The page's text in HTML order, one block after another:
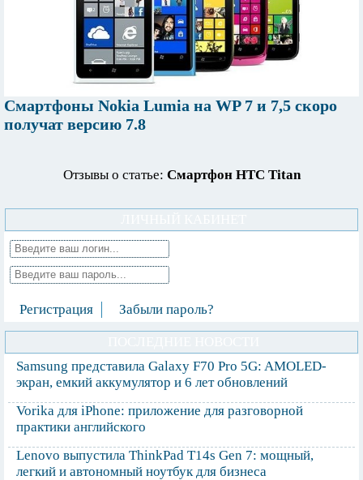
Смартфоны Nokia Lumia на WP 7 и 7,5 скоро
получат версию 7.8
Отзывы о статье: Смартфон HTC Titan
Регистрация Забыли пароль?
Samsung представила Galaxy F70 Pro 5G: AMOLED-
экран, емкий аккумулятор и 6 лет обновлений
Vorika для iPhone: приложение для разговорной
практики английского
Lenovo выпустила ThinkPad T14s Gen 7: мощный,
легкий и автономный ноутбук для бизнеса